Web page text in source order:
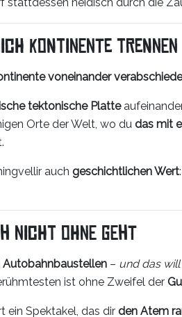
Kontinente
voneinander
tektonische Platte
Orte der Welt, wo du das mit
auch geschichtlichen Wert
nicht ohne geht
Autobahnbaustellen – und das
ist ohne Zweifel der
ein Spektakel, das dir den Atem